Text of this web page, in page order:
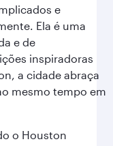
e
Ela é uma
e de
inspiradoras
a cidade abraça
mesmo tempo em
o Houston